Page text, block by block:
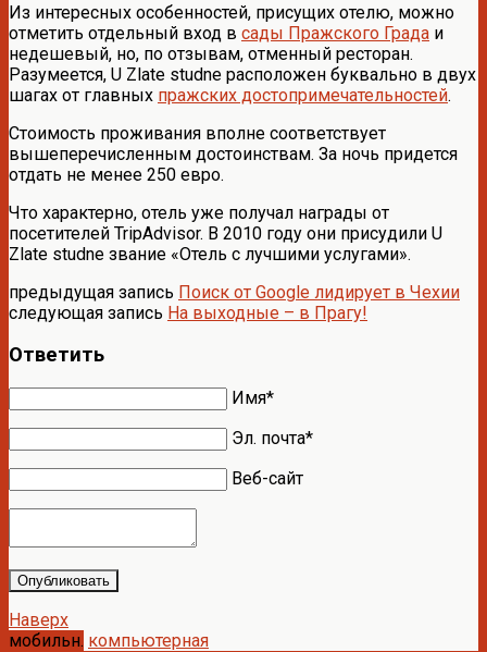
Из интересных особенностей, присущих отелю, можно
отметить отдельный вход в сады Пражского Града и
недешевый, но, по отзывам, отменный ресторан.
Разумеется, U Zlate studne расположен буквально в двух
шагах от главных пражских достопримечательностей.
Стоимость проживания вполне соответствует
вышеперечисленным достоинствам. За ночь придется
отдать не менее 250 евро.
Что характерно, отель уже получал награды от
посетителей TripAdvisor. В 2010 году они присудили U
Zlate studne звание «Отель с лучшими услугами».
предыдущая запись Поиск от Google лидирует в Чехии
следующая запись На выходные – в Прагу!
Ответить
Имя*
Эл. почта*
Веб-сайт
Опубликовать
Наверх
мобильн. компьютерная